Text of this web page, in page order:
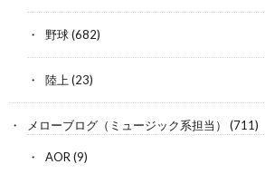
野球(682)
陸上 (23)
メローブログ（ミュージック系担当） (711)
AOR (9)